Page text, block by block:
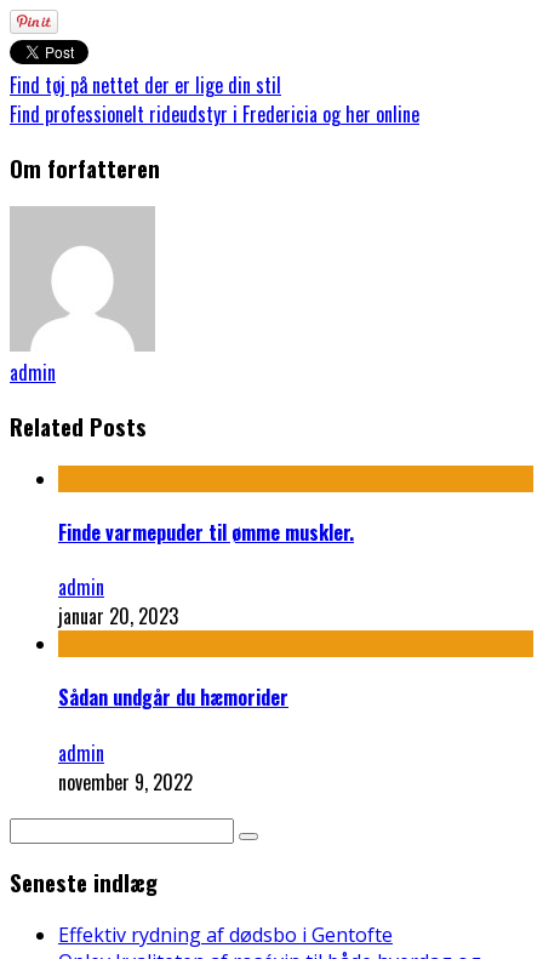
Find tøj på nettet der er lige din stil
Find professionelt rideudstyr i Fredericia og her online
Om forfatteren
admin
Related Posts
Finde varmepuder til ømme muskler.
admin
januar 20, 2023
Sådan undgår du hæmorider
admin
november 9, 2022
Seneste indlæg
Effektiv rydning af dødsbo i Gentofte